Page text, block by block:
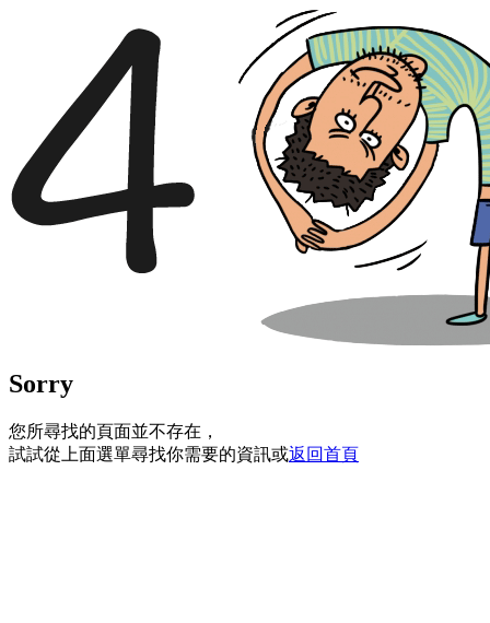
Sorry
您所尋找的頁面並不存在，
試試從上面選單尋找你需要的資訊或返回首頁